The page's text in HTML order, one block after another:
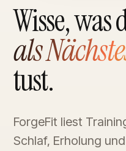
Wisse, was
als
tust.
ForgeFit liest
Schlaf, Erholung